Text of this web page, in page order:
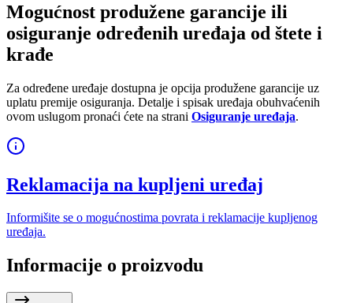
Mogućnost produžene garancije ili
osiguranje određenih uređaja od štete i
krađe
Za određene uređaje dostupna je opcija produžene garancije uz
uplatu premije osiguranja. Detalje i spisak uređaja obuhvaćenih
ovom uslugom pronaći ćete na strani Osiguranje uređaja.
Reklamacija na kupljeni uređaj
Informišite se o mogućnostima povrata i reklamacije kupljenog
uređaja.
Informacije o proizvodu